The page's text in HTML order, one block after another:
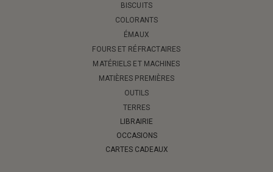
BISCUITS
COLORANTS
ÉMAUX
FOURS ET RÉFRACTAIRES
MATÉRIELS ET MACHINES
MATIÈRES PREMIÈRES
OUTILS
TERRES
LIBRAIRIE
OCCASIONS
CARTES CADEAUX